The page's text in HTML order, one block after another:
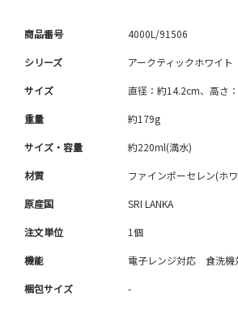
商品番号 4000L/91506
シリーズ アークティックホワイト
サイズ 直径：約14.2cm、高さ
重量 約179g
サイズ・容量 約220ml(満水)
材質 ファインポーセレン(ホ
原産国 SRI LANKA
注文単位 1個
機能 電子レンジ対応 食洗機
梱包サイズ -